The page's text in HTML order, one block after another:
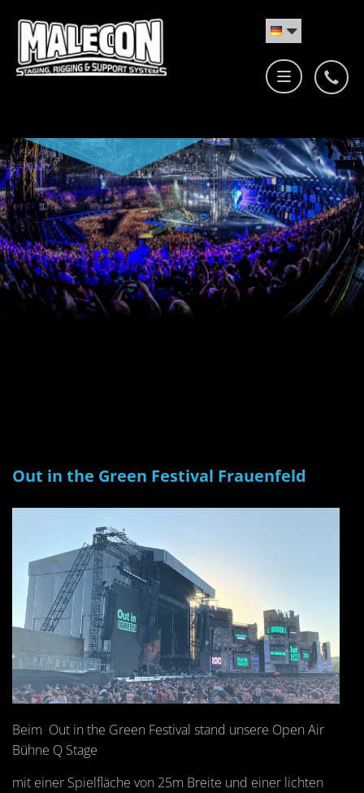
Out in the Green Festival Frauenfeld
Beim Out in the Green Festival stand unsere Open Air
Bühne Q Stage
mit einer Spielfläche von 25m Breite und einer lichten